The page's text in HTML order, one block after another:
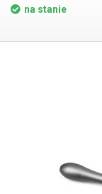
pirograficzna YIHUA
na stanie